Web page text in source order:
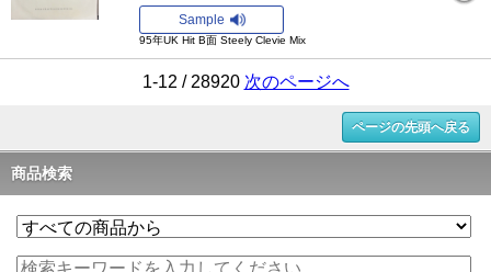
Sample
95年UK Hit B面 Steely Clevie Mix
1-12 / 28920 次のページへ
ページの先頭へ戻る
商品検索